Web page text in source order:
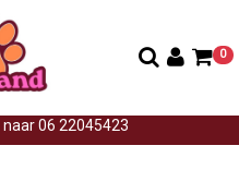
06 22045423
0